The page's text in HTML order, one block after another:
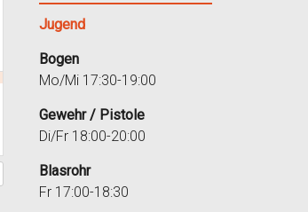
Jugend
Bogen
Mo/Mi 17:30-19:00
Gewehr / Pistole
Di/Fr 18:00-20:00
Blasrohr
Fr 17:00-18:30